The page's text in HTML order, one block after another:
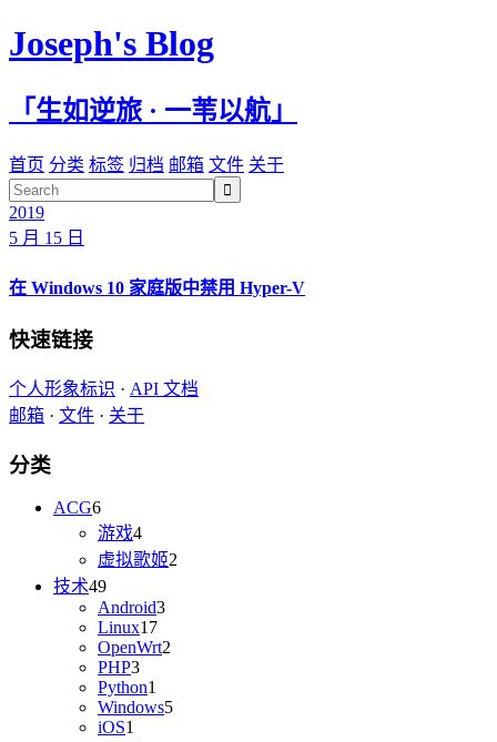
Joseph's Blog
「生如逆旅 · 一苇以航」
首页 分类 标签 归档 邮箱 文件 关于

2019
5 月 15 日
在 Windows 10 家庭版中禁用 Hyper-V
快速链接
个人形象标识 · API 文档
邮箱 · 文件 · 关于
分类
ACG6
游戏4
虚拟歌姬2
技术49
Android3
Linux17
OpenWrt2
PHP3
Python1
Windows5
iOS1